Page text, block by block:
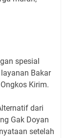
spesial
Bakar
Kirim.
dari
Gak Doyan
setelah